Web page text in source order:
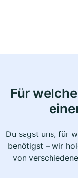
Für
Du sagst uns, für
benötigst – wir
von